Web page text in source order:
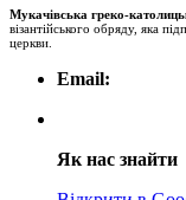
Мукачівська греко-
візантійського обряду, яка
церкви.
Email:
Як нас знайти